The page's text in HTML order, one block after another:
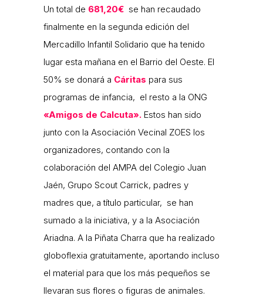
Un total de 681,20€ se han recaudado
finalmente en la segunda edición del
Mercadillo Infantil Solidario que ha tenido
lugar esta mañana en el Barrio del Oeste. El
50% se donará a Cáritas para sus
programas de infancia, el resto a la ONG
«Amigos de Calcuta». Estos han sido
junto con la Asociación Vecinal ZOES los
organizadores, contando con la
colaboración del AMPA del Colegio Juan
Jaén, Grupo Scout Carrick, padres y
madres que, a título particular, se han
sumado a la iniciativa, y a la Asociación
Ariadna. A la Piñata Charra que ha realizado
globoflexia gratuitamente, aportando incluso
el material para que los más pequeños se
llevaran sus flores o figuras de animales.